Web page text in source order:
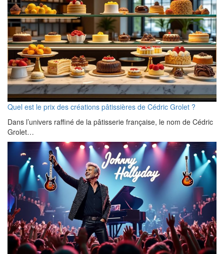
Quel est le prix des créations pâtissières de Cédric Grolet ?
Dans l’univers raffiné de la pâtisserie française, le nom de Cédric
Grolet…